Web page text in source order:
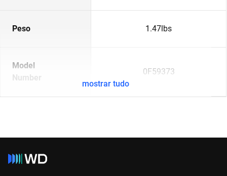
Peso 1.47lbs
Model
Number
0F59373
mostrar tudo